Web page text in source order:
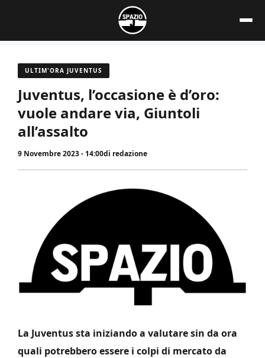
contenuto
ULTIM'ORA JUVENTUS
Juventus, l’occasione è d’oro:
vuole andare via, Giuntoli
all’assalto
9 Novembre 2023 - 14:00di redazione
La Juventus sta iniziando a valutare sin da ora
quali potrebbero essere i colpi di mercato da